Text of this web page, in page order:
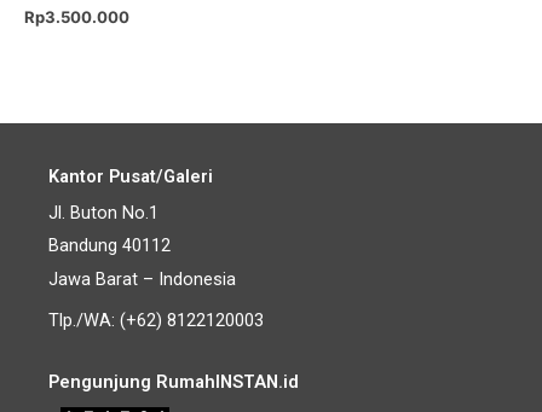
Rp3.500.000
Kantor Pusat/Galeri
Jl. Buton No.1
Bandung 40112
Jawa Barat – Indonesia
Tlp./WA: (+62) 8122120003
Pengunjung RumahINSTAN.id